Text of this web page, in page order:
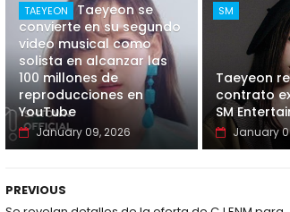
TAEYEON
"Fine" de Taeyeon se
convierte en su segundo
video musical como
solista en alcanzar las
100 millones de
reproducciones en
YouTube
January 09, 2026
SM
Taeyeon
contrato
SM
January
PREVIOUS